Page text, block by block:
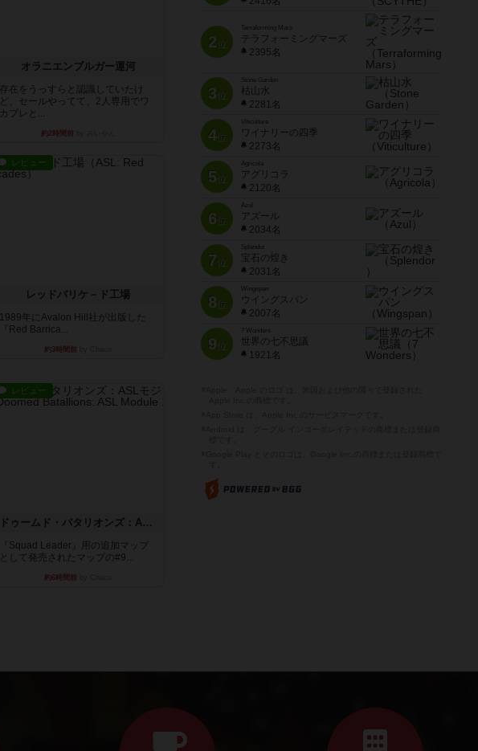
オラニエンブルガー運河
存在をうっすらと認識していたけ
ど、セールやってて、2人専用でワ
カプレと...
約2時間前
レビュー
レッドバリケ－ド工場
1989年にAvalon Hill社が出版した
『Red Barrica...
約3時間前
レビュー
ドゥームド・バタリオンズ：ASLモジュール11
『Squad Leader』用の追加マップ
として発売されたマップの#9...
約6時間前
2位
Terraforming Mars
テラフォーミングマーズ
2395名
3位
Stone Garden
枯山水
2281名
4位
Viticulture
ワイナリーの四季
2273名
5位
Agricola
アグリコラ
2120名
6位
Azul
アズール
2034名
7位
宝石の煌き
2031名
8位
Wingspan
ウイングスパン
2007名
9位
7 Wonders
世界の七不思議
1921名